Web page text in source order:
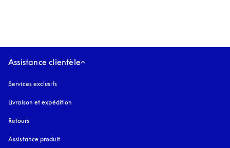
Assistance clientèle
Services exclusifs
Livraison et expédition
Retours
Assistance produit